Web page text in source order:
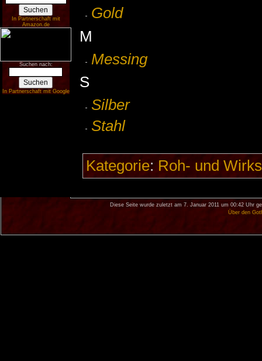
In Partnerschaft mit
Amazon.de
Suchen nach:
In Partnerschaft mit Google
Gold
M
Messing
S
Silber
Stahl
Kategorie: Roh- und
Diese Seite wurde zuletzt am 7. Januar 2011 um 00:42 Uhr
Über den